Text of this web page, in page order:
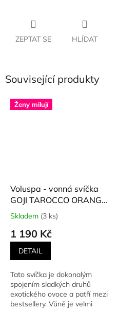
ZEPTAT SE HLÍDAT
Související produkty
Ženy milují
Voluspa - vonná svíčka
GOJI TAROCCO ORANGE
(Goji a tarocco pomeranč)
Průměrné
produktu
5,0
5
hvězdiček.
Skladem (3 ks)
1 190 Kč
DETAIL
Tato svíčka je dokonalým
spojením sladkých druhů
exotického ovoce a patří mezi
bestsellery. Vůně je velmi